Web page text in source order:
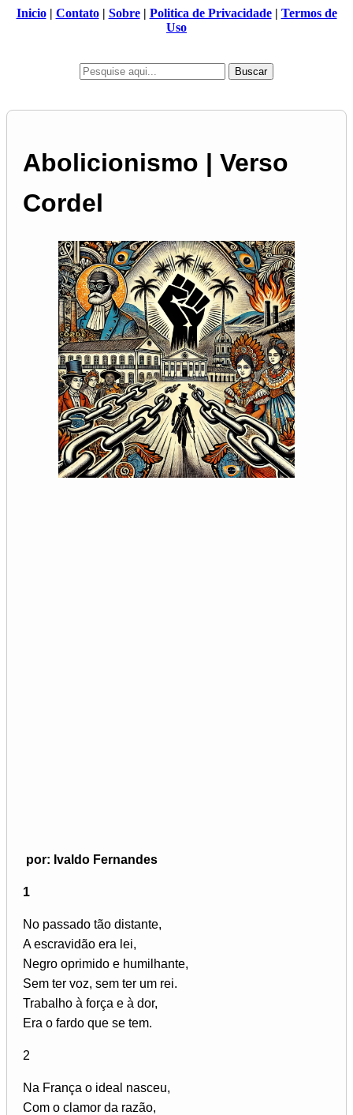
Inicio| Contato| Sobre| Politica de Privacidade| Termos de
Uso
Buscar
Abolicionismo | Verso
Cordel
por: Ivaldo Fernandes
1
No passado tão distante,
A escravidão era lei,
Negro oprimido e humilhante,
Sem ter voz, sem ter um rei.
Trabalho à força e à dor,
Era o fardo que se tem.
2
Na França o ideal nasceu,
Com o clamor da razão,